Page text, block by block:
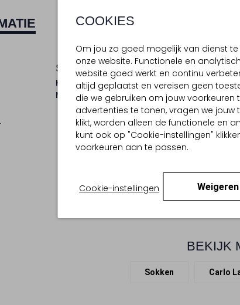
COOKIES
Om jou zo goed mogelijk van dienst
onze website. Functionele en
website goed werkt en continu
altijd geplaatst en vereisen geen
die we gebruiken om jouw
advertenties te tonen, vragen we jouw
klikt, worden alleen de functionele en
kunt ook op "Cookie-instellingen"
voorkeuren aan te passen.
Cookie-instellingen Weigeren
BEZORGEN &
SAMENSTELLING & PASVORM
Kleur: Bruin
Materiaal buitenkant: Textiel
BEKIJK
Sokken Carlo